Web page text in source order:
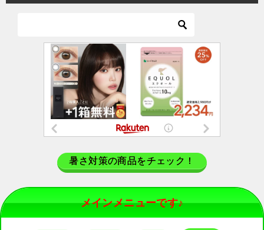
暑さ対策の商品をチェック！
メインメニューです♪